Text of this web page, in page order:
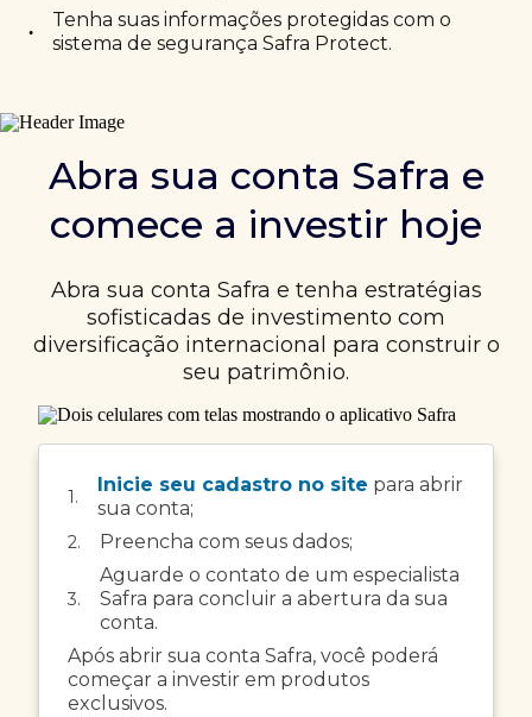
•
Tenha suas informações protegidas com o
sistema de segurança Safra Protect.
Abra sua conta Safra e
comece a investir hoje
Abra sua conta Safra e tenha estratégias
sofisticadas de investimento com
diversificação internacional para construir o
seu patrimônio.
1.
Inicie seu cadastro no site para abrir
sua conta;
2. Preencha com seus dados;
3.
Aguarde o contato de um especialista
Safra para concluir a abertura da sua
conta.
Após abrir sua conta Safra, você poderá
começar a investir em produtos
exclusivos.